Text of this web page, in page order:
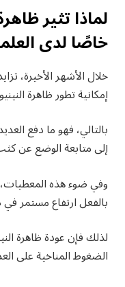
خاصًا لدى
خلال الأشهر الأخيرة،
إمكانية تطور ظاهرة النينيو
بالتالي، فهو ما دفع
إلى متابعة الوضع عن
وفي ضوء هذه المعطيات،
بالفعل ارتفاع مستمر في
الضغوط المناخية على